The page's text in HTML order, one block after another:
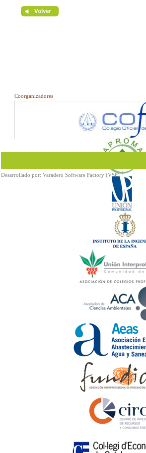
Coorganizadores
Desarrollado por: Varadero Software Factory (VSF)